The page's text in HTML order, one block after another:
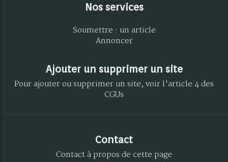
Nos services
Soumettre : un article
Annoncer
Ajouter un supprimer un site
Pour ajouter ou supprimer un site, voir l'article 4 des
CGUs
Contact
Contact à propos de cette page